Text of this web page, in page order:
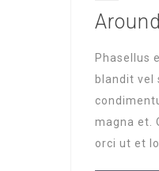
Phasellus
blandit vel
magna et.
orci ut et